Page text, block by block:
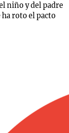
niño y del padre
ha roto el pacto